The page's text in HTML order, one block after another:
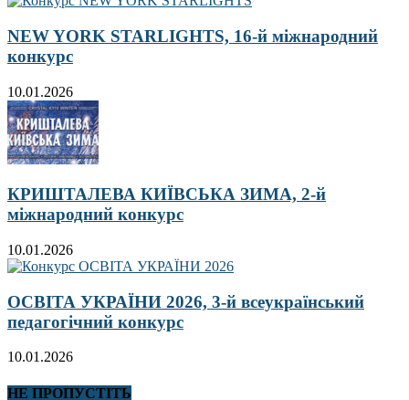
NEW YORK STARLIGHTS, 16-й міжнародний
конкурс
10.01.2026
КРИШТАЛЕВА КИЇВСЬКА ЗИМА, 2-й
міжнародний конкурс
10.01.2026
ОСВІТА УКРАЇНИ 2026, 3-й всеукраїнський
педагогічний конкурс
10.01.2026
НЕ ПРОПУСТІТЬ